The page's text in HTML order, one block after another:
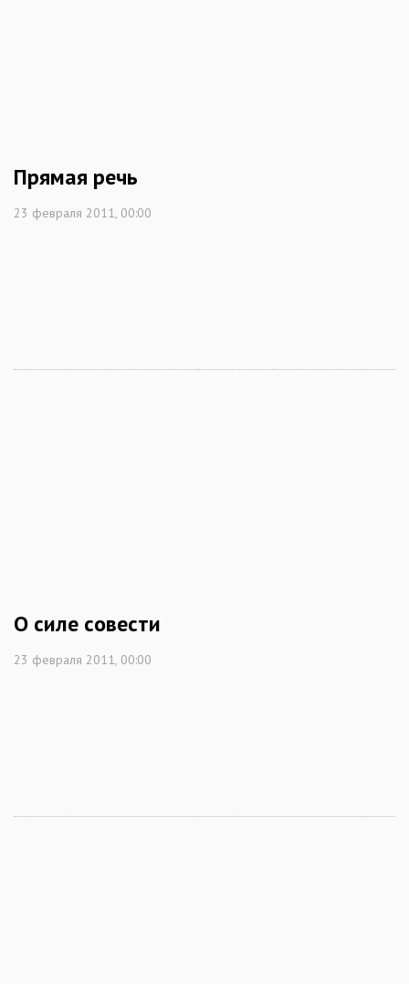
Прямая речь
23 февраля 2011, 00:00
О силе совести
23 февраля 2011, 00:00